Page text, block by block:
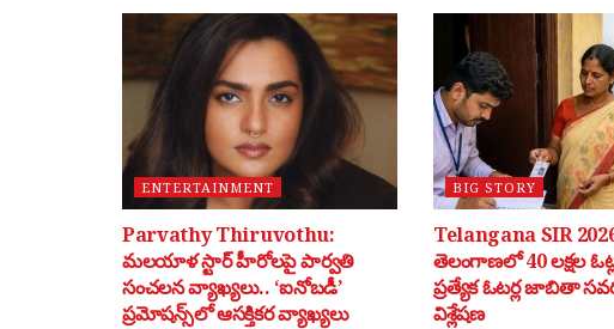
ENTERTAINMENT
Parvathy Thiruvothu:
మలయాళ స్టార్ హీరోలపై పార్వతి
సంచలన వ్యాఖ్యలు.. ‘ఐనోబడీ’
ప్రమోషన్స్‌లో ఆసక్తికర వ్యాఖ్యలు
BIG STORY
Telangana SIR
తెలంగాణలో 40 లక్షల
ప్రత్యేక ఓటర్ల జాబితా
విశ్లేషణ